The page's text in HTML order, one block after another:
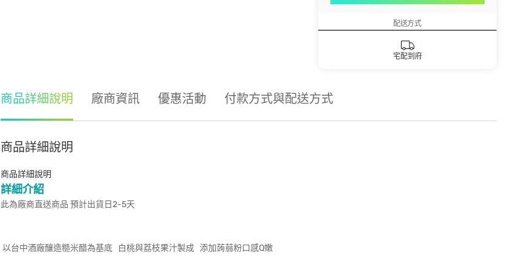
配送方式
宅配到府
商品詳細說明 廠商資訊 優惠活動 付款方式與配送方式
商品詳細說明
商品詳細說明
詳細介紹
此為廠商直送商品 預計出貨日2-5天
以台中酒廠釀造糙米醋為基底 白桃與荔枝果汁製成 添加蒟蒻粉口感Q嫩